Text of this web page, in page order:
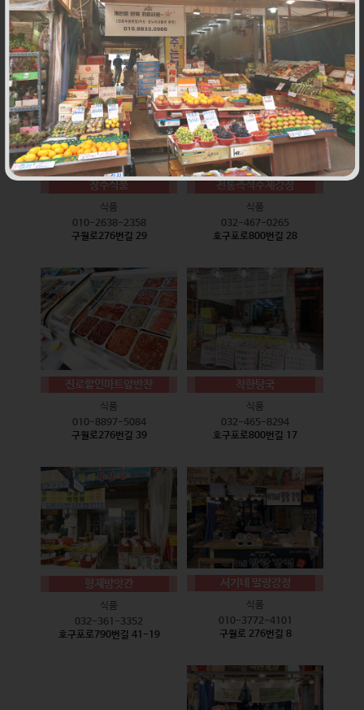
식품
010-9528-3759
구월로276번길 17
식품
032-468-6024
구월로276번길 29
장수식품
식품
010-2638-2358
구월로276번길 29
전통즉석수제강정
식품
032-467-0265
호구포로800번길 28
진로할인마트앞반찬
식품
010-8897-5084
구월로276번길 39
착한탕국
식품
032-465-8294
호구포로800번길 17
형제방앗간
식품
032-361-3352
호구포로790번길 41-19
서기네 말랑강정
식품
010-3772-4101
구월로 276번길 8